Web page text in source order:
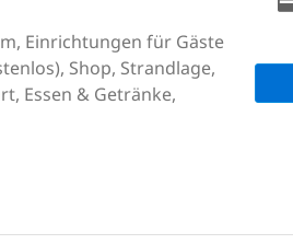
Einrichtungen für Gäste
Shop, Strandlage,
Essen & Getränke,